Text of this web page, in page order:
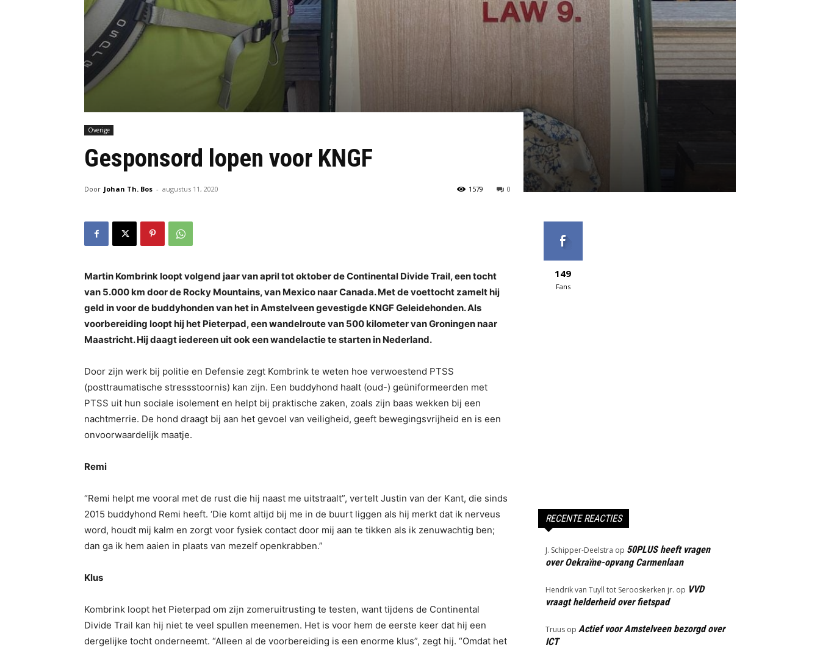
Overige
Gesponsord lopen voor KNGF
Door Johan Th. Bos - augustus 11, 2020 0
1579
Martin Kombrink loopt volgend jaar van april tot oktober de Continental Divide Trail, een tocht
van 5.000 km door de Rocky Mountains, van Mexico naar Canada. Met de voettocht zamelt hij
geld in voor de buddyhonden van het in Amstelveen gevestigde KNGF Geleidehonden. Als
voorbereiding loopt hij het Pieterpad, een wandelroute van 500 kilometer van Groningen naar
Maastricht. Hij daagt iedereen uit ook een wandelactie te starten in Nederland.
Door zijn werk bij politie en Defensie zegt Kombrink te weten hoe verwoestend PTSS
(posttraumatische stressstoornis) kan zijn. Een buddyhond haalt (oud-) geüniformeerden met
PTSS uit hun sociale isolement en helpt bij praktische zaken, zoals zijn baas wekken bij een
nachtmerrie. De hond draagt bij aan het gevoel van veiligheid, geeft bewegingsvrijheid en is een
onvoorwaardelijk maatje.
Remi
“Remi helpt me vooral met de rust die hij naast me uitstraalt”, vertelt Justin van der Kant, die sinds
2015 buddyhond Remi heeft. ‘Die komt altijd bij me in de buurt liggen als hij merkt dat ik nerveus
word, houdt mij kalm en zorgt voor fysiek contact door mij aan te tikken als ik zenuwachtig ben;
dan ga ik hem aaien in plaats van mezelf openkrabben.”
Klus
Kombrink loopt het Pieterpad om zijn zomeruitrusting te testen, want tijdens de Continental
Divide Trail kan hij niet te veel spullen meenemen. Het is voor hem de eerste keer dat hij een
dergelijke tocht onderneemt. “Alleen al de voorbereiding is een enorme klus”, zegt hij. “Omdat het
149
Fans
RECENTE REACTIES
J. Schipper-Deelstra op 50PLUS heeft vragen
over Oekraïne-opvang Carmenlaan
Hendrik van Tuyll tot Serooskerken jr. op VVD
vraagt helderheid over fietspad
Truus op Actief voor Amstelveen bezorgd over
ICT